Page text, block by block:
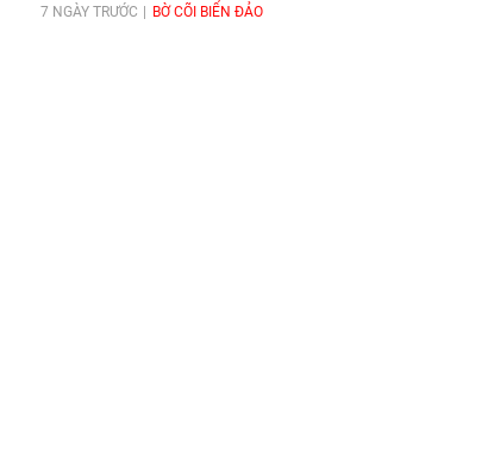
7 NGÀY TRƯỚC BỜ CÕI BIỂN ĐẢO